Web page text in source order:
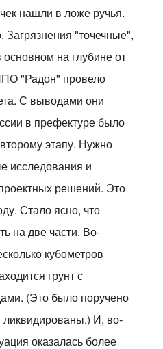
нашли в ложе ручья.
"точечные",
на глубине от
"Радон" провело
С выводами они
в префектуре было
этапу. Нужно
исследования и
решений. Это
Стало ясно, что
на две части. Во-
кубометров
грунт с
(Это было поручено
ликвидированы.) И, во-
оказалась более